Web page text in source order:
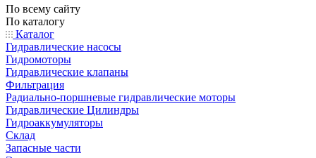
По всему сайту
По каталогу
Каталог
Гидравлические насосы
Гидромоторы
Гидравлические клапаны
Фильтрация
Радиально-поршневые гидравлические моторы
Гидравлические Цилиндры
Гидроаккумуляторы
Склад
Запасные части